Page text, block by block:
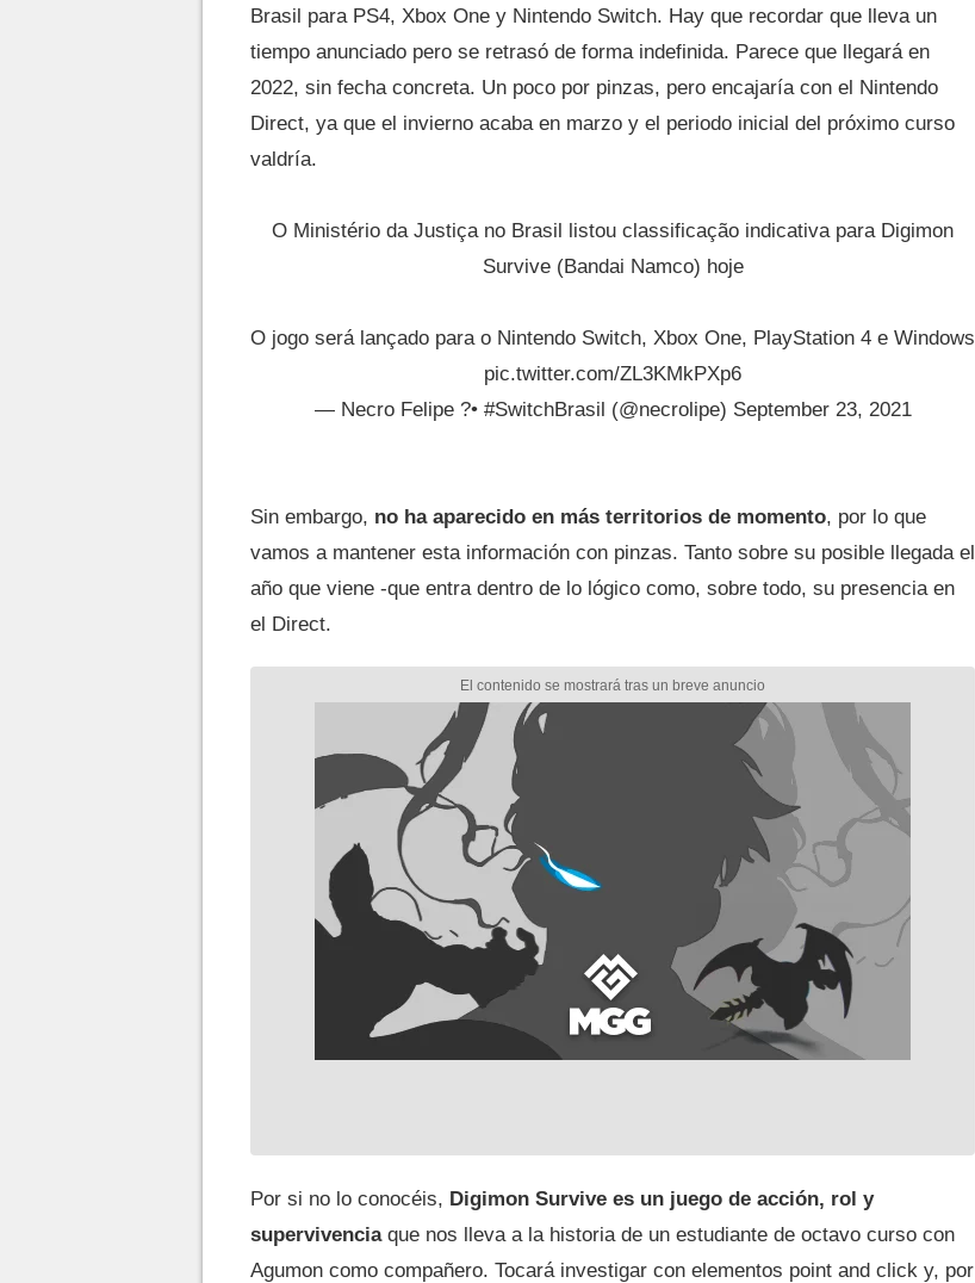
Brasil para PS4, Xbox One y Nintendo Switch. Hay que recordar que lleva un
tiempo anunciado pero se retrasó de forma indefinida. Parece que llegará en
2022, sin fecha concreta. Un poco por pinzas, pero encajaría con el Nintendo
Direct, ya que el invierno acaba en marzo y el periodo inicial del próximo curso
valdría.
O Ministério da Justiça no Brasil listou classificação indicativa para Digimon
Survive (Bandai Namco) hoje
O jogo será lançado para o Nintendo Switch, Xbox One, PlayStation 4 e Windows
pic.twitter.com/ZL3KMkPXp6
— Necro Felipe ?• #SwitchBrasil (@necrolipe) September 23, 2021
Sin embargo, no ha aparecido en más territorios de momento, por lo que
vamos a mantener esta información con pinzas. Tanto sobre su posible llegada el
año que viene -que entra dentro de lo lógico como, sobre todo, su presencia en
el Direct.
Por si no lo conocéis, Digimon Survive es un juego de acción, rol y
supervivenciaque nos lleva a la historia de un estudiante de octavo curso con
Agumon como compañero. Tocará investigar con elementos point and click y, por